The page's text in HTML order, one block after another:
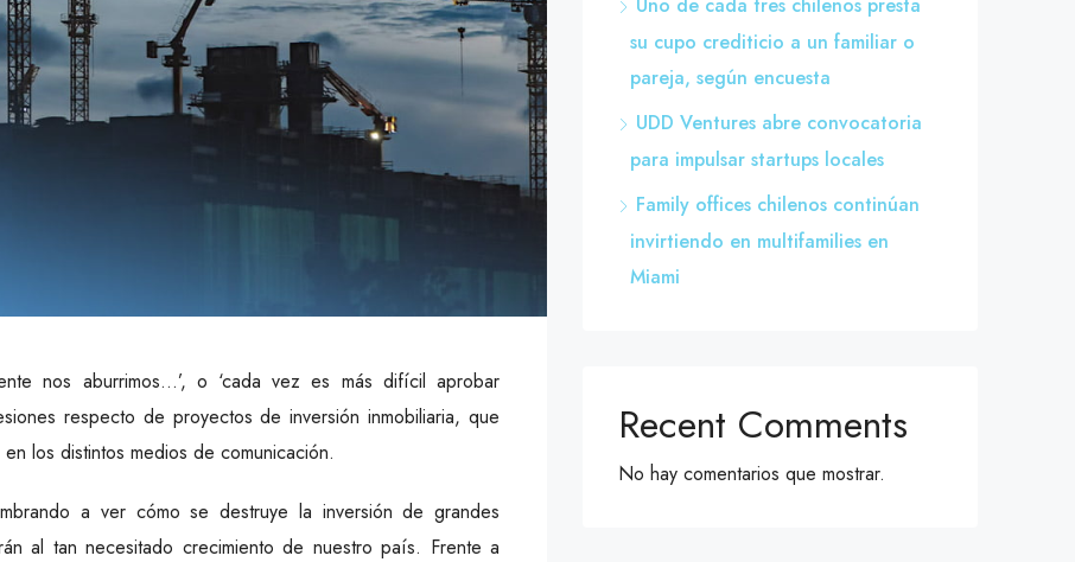
nos aburrimos…’, o ‘cada vez es más difícil aprobar
respecto de proyectos de inversión inmobiliaria, que
los distintos medios de comunicación.
a ver cómo se destruye la inversión de grandes
al tan necesitado crecimiento de nuestro país. Frente a
su cupo crediticio a un familiar o
pareja, según encuesta
UDD Ventures abre convocatoria
para impulsar startups locales
Family offices chilenos continúan
invirtiendo en multifamilies en
Miami
Recent Comments
No hay comentarios que mostrar.